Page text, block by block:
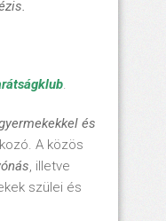
és
A közös
, illetve
szülei és